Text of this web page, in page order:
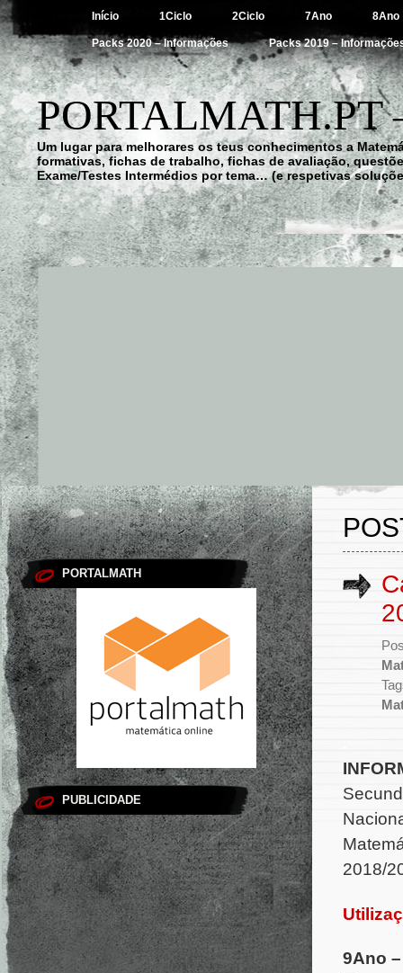
Início 1Ciclo 2Ciclo 7Ano 8Ano
Packs 2020 – Informações Packs 2019 –
Um lugar para melhorares os teus conhecimentos a
formativas, fichas de trabalho, fichas de avaliação,
Exame/Testes Intermédios por tema… (e respetivas
PORTALMATH
PUBLICIDADE
2018/
9Ano